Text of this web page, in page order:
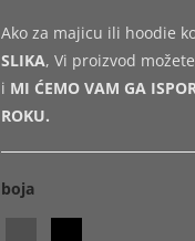
Ako za majicu ili hoodie
SLIKA, Vi proizvod
i MI ĆEMO VAM GA
ROKU.
boja